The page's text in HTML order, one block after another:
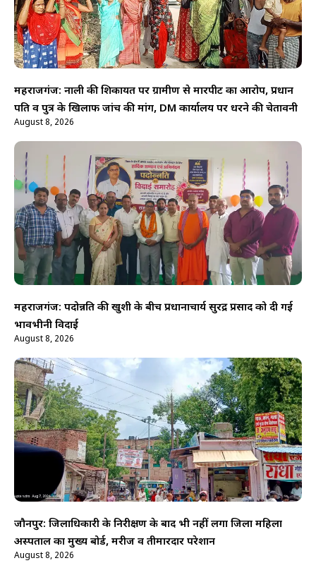
महराजगंज: नाली की शिकायत पर ग्रामीण से मारपीट का आरोप, प्रधान
पति व पुत्र के खिलाफ जांच की मांग, DM कार्यालय पर धरने की चेतावनी
August 8, 2026
महराजगंज: पदोन्नति की खुशी के बीच प्रधानाचार्य सुरेंद्र प्रसाद को दी गई
भावभीनी विदाई
August 8, 2026
जौनपुर: जिलाधिकारी के निरीक्षण के बाद भी नहीं लगा जिला महिला
अस्पताल का मुख्य बोर्ड, मरीज व तीमारदार परेशान
August 8, 2026